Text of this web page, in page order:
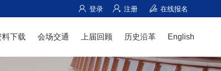
登录 注册 在线报名
料下载 会场交通 上届回顾 历史沿革 English